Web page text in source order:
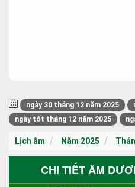
ngày 30 tháng 12 năm 2025
ngày tốt tháng 12 năm 2025
Lịch âm Năm 2025
CHI TIẾT ÂM